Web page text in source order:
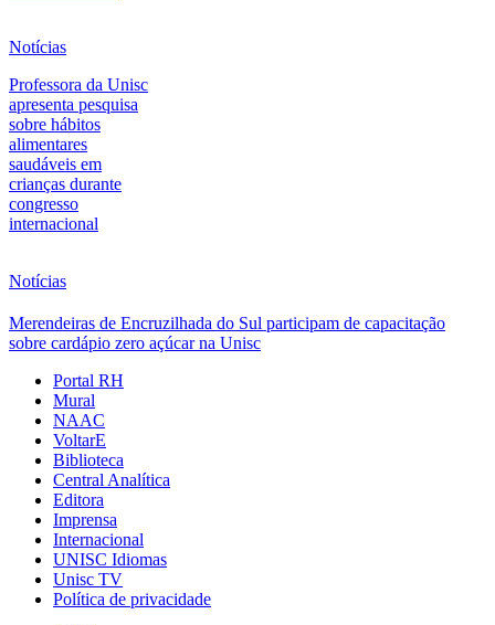
Notícias
Professora da Unisc
apresenta pesquisa
sobre hábitos
alimentares
saudáveis em
crianças durante
congresso
internacional
Notícias
Merendeiras de Encruzilhada do Sul participam de capacitação
sobre cardápio zero açúcar na Unisc
Portal RH
Mural
NAAC
VoltarE
Biblioteca
Central Analítica
Editora
Imprensa
Internacional
UNISC Idiomas
Unisc TV
Política de privacidade